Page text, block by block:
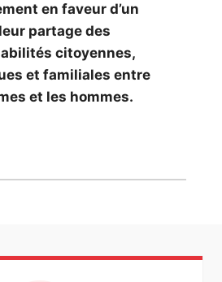
en faveur d’un
partage des
citoyennes,
et familiales entre
et les hommes.